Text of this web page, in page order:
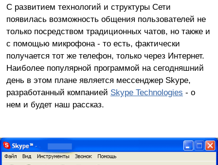
С развитием технологий и структуры Сети
появилась возможность общения пользователей не
только посредством традиционных чатов, но также и
с помощью микрофона - то есть, фактически
получается тот же телефон, только через Интернет.
Наиболее популярной программой на сегодняшний
день в этом плане является мессенджер Skype,
разработанный компанией Skype Technologies - о
нем и будет наш рассказ.